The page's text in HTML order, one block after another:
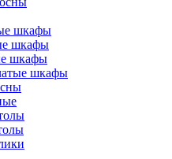
шкафы
шкафы
шкафы
шкафы